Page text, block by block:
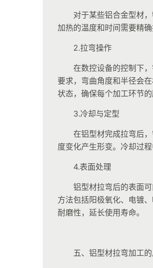
对于某些铝合金型材
加热的温度和时间需要精
2.拉弯操作
在数控设备的控制下
要求，弯曲角度和半径会
状态，确保每个加工环节的
3.冷却与定型
在铝型材完成拉弯后
度变化产生形变。冷却过
4.表面处理
铝型材拉弯后的表面
方法包括阳极氧化、电镀
耐磨性，延长使用寿命。
五、铝型材拉弯加工